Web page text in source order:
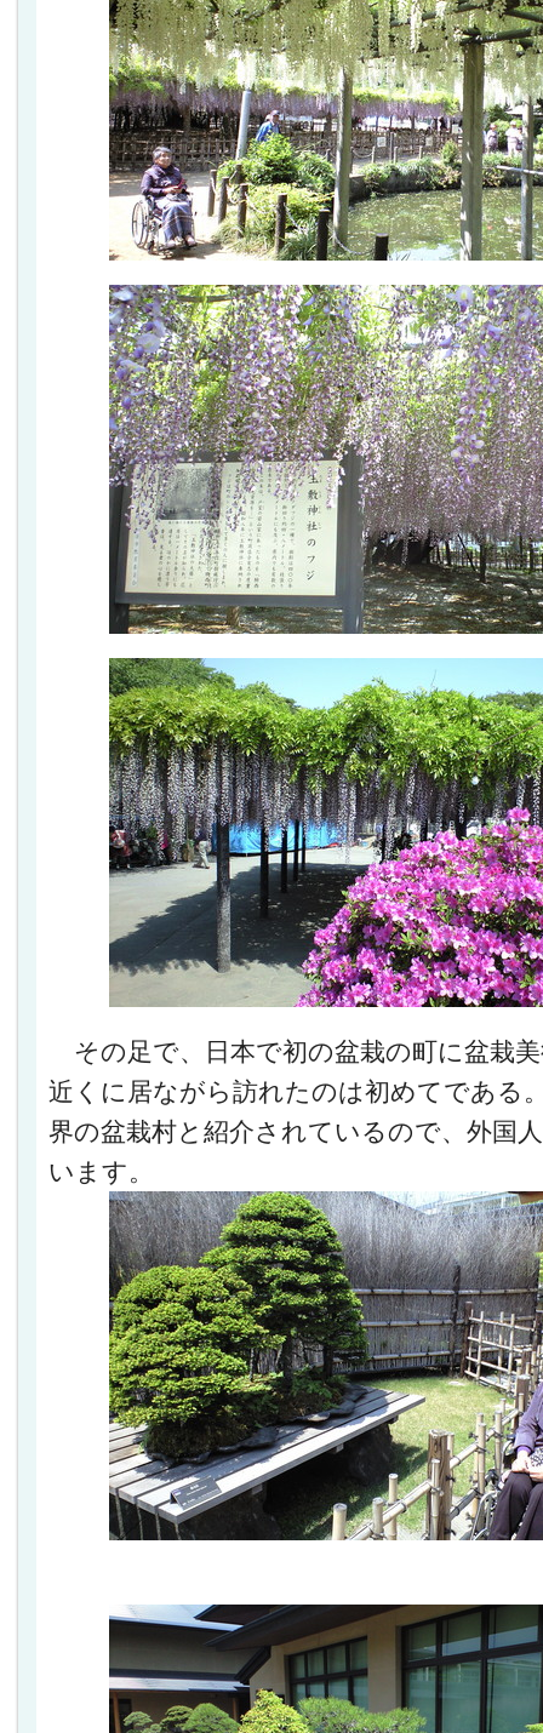
その足で、日本で初の盆栽の町に盆栽
近くに居ながら訪れたのは初めてである
界の盆栽村と紹介されているので、外国
います。